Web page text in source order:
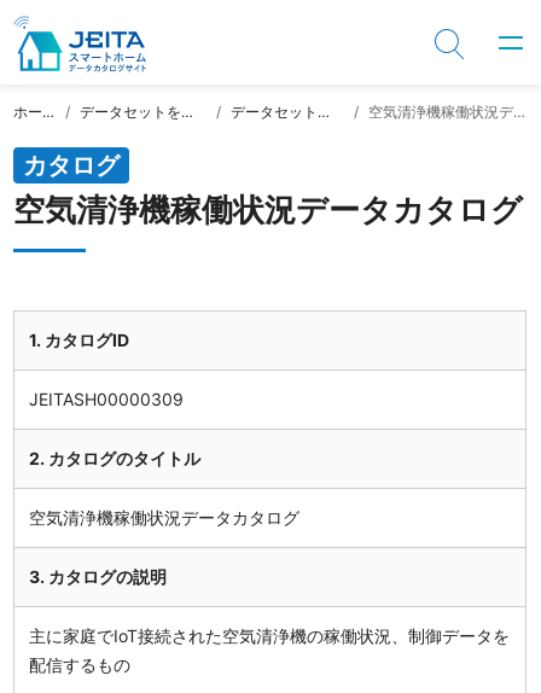
ホーム データセットを探す データセット一覧 空気清浄機稼働状況データカタログ
カタログ
空気清浄機稼働状況データカタログ
1. カタログID
JEITASH00000309
2. カタログのタイトル
空気清浄機稼働状況データカタログ
3. カタログの説明
主に家庭でIoT接続された空気清浄機の稼働状況、制御データを
配信するもの